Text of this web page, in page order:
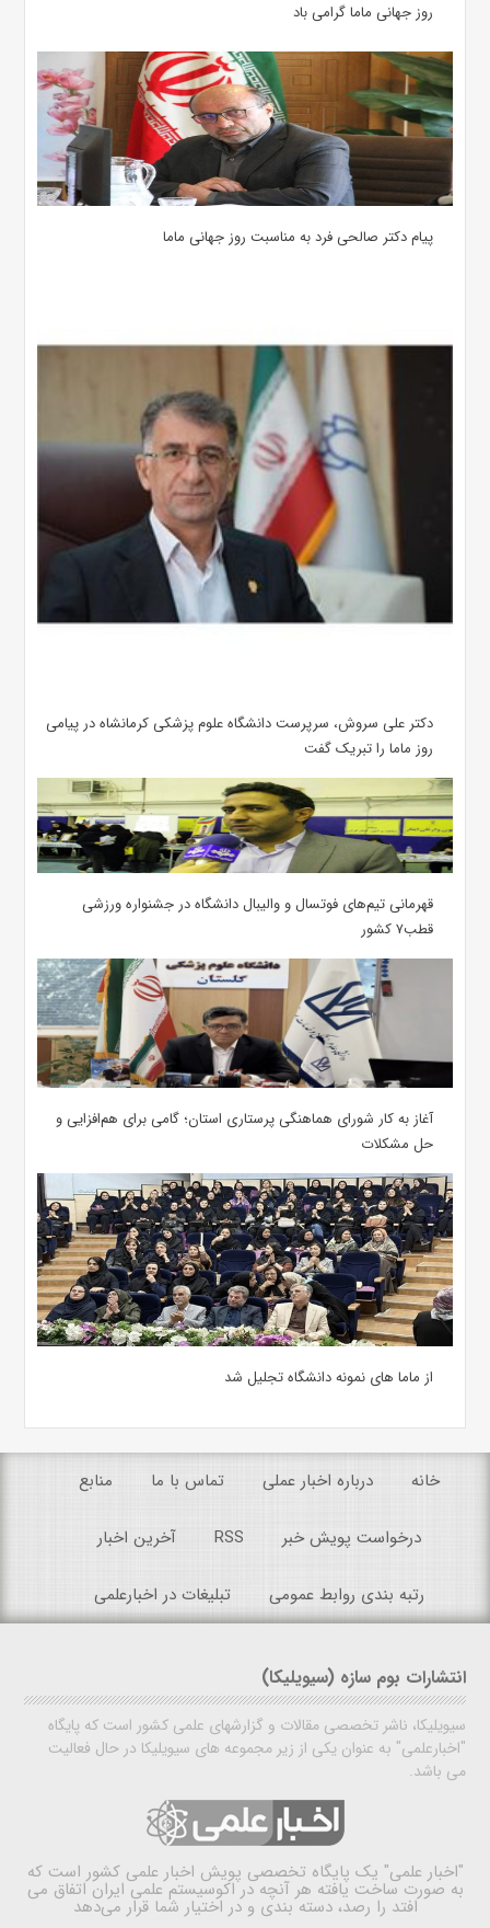
روز جهانی ماما گرامی باد
پیام دکتر صالحی فرد به مناسبت روز جهانی ماما
دکتر علی سروش، سرپرست دانشگاه علوم پزشکی کرمانشاه در پیامی
روز ماما را تبریک گفت
قهرمانی تیم‌های فوتسال و والیبال دانشگاه در جشنواره ورزشی
قطب۷ کشور
آغاز به کار شورای هماهنگی پرستاری استان؛ گامی برای هم‌افزایی و
حل مشکلات
از ماما های نمونه دانشگاه تجلیل شد
خانه درباره اخبار عملی تماس با ما منابع
درخواست پویش خبر RSS آخرین اخبار
رتبه بندی روابط عمومی تبلیغات در اخبارعلمی
انتشارات بوم سازه (سیویلیکا)
سیویلیکا، ناشر تخصصی مقالات و گزارشهای علمی کشور است که پایگاه
"اخبارعلمی" به عنوان یکی از زیر مجموعه های سیویلیکا در حال فعالیت
می باشد.
"اخبار علمی" یک پایگاه تخصصی پویش اخبار علمی کشور است که
به صورت ساخت یافته هر آنچه در اکوسیستم علمی ایران اتفاق می
افتد را رصد، دسته بندی و در اختیار شما قرار می‌دهد